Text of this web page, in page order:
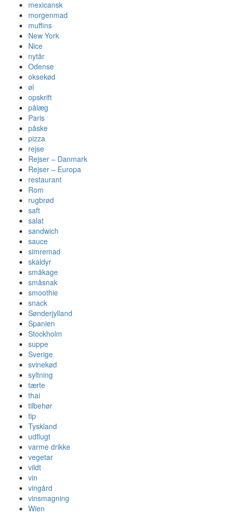
mexicansk
morgenmad
muffins
New York
Nice
nytår
Odense
oksekød
øl
opskrift
pålæg
Paris
påske
pizza
rejse
Rejser – Danmark
Rejser – Europa
restaurant
Rom
rugbrød
saft
salat
sandwich
sauce
simremad
skaldyr
småkage
småsnak
smoothie
snack
Sønderjylland
Spanien
Stockholm
suppe
Sverige
svinekød
syltning
tærte
thai
tilbehør
tip
Tyskland
udflugt
varme drikke
vegetar
vildt
vin
vingård
vinsmagning
Wien